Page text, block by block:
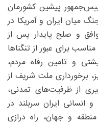
پیشین کشورمان
میان ایران و آمریکا در
و صلح پایدار پس از
برای عبور از تنگناها
و تامین رفاه مردم،
برخورداری ملت شریف از
از ظرفیت‌های تمدنی،
انسانی ایران سربلند در
و جهان، راه درازی